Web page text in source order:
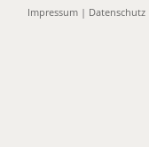
Impressum | Datenschutz